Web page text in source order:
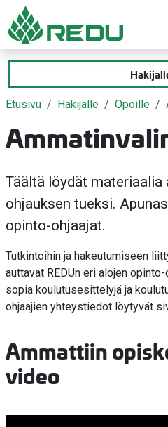
Siirry sivusisältöön
Etusivu Hakijalle Opoille
Täältä löydät materiaalia
ohjauksen tueksi.
opinto-ohjaajat.
Tutkintoihin ja hakeutumiseen
auttavat REDUn eri alojen
sopia koulutusesittelyjä ja
ohjaajien yhteystiedot löytyvät
Ammattiin
video